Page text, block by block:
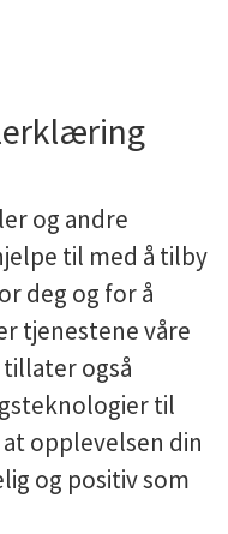
og andre
til med å tilby
deg og for å
tjenestene våre
også
til
opplevelsen din
og positiv som